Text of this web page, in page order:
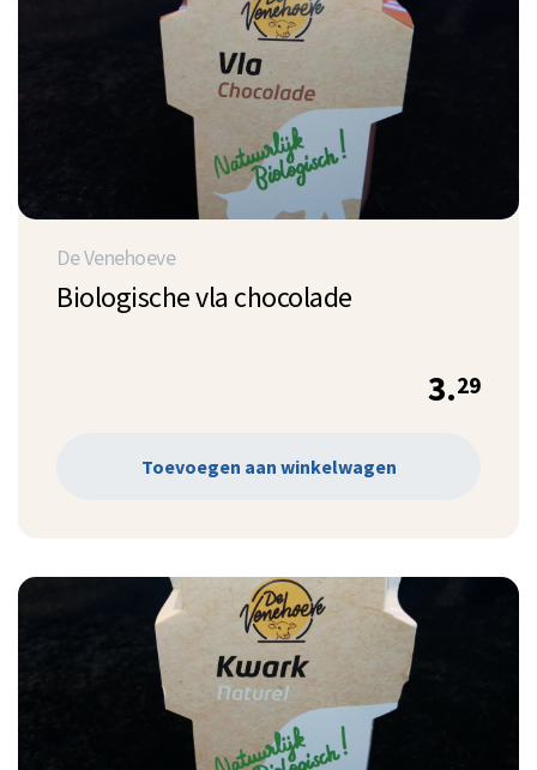
De Venehoeve
Biologische vla chocolade
3.29
Toevoegen aan winkelwagen